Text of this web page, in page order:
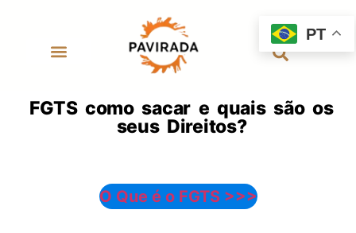
FGTS como sacar e quais são os
seus Direitos?
O Que é o FGTS >>>
PT